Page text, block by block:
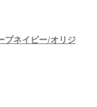
プネイビー/オリジ